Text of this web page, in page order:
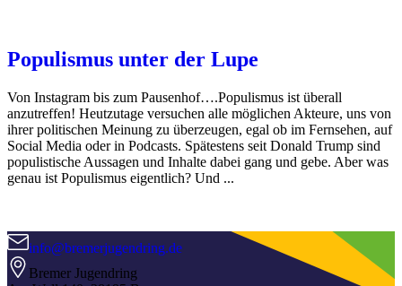
Populismus unter der Lupe
Von Instagram bis zum Pausenhof….Populismus ist überall
anzutreffen! Heutzutage versuchen alle möglichen Akteure, uns von
ihrer politischen Meinung zu überzeugen, egal ob im Fernsehen, auf
Social Media oder in Podcasts. Spätestens seit Donald Trump sind
populistische Aussagen und Inhalte dabei gang und gebe. Aber was
genau ist Populismus eigentlich? Und ...
info@bremerjugendring.de
Bremer Jugendring